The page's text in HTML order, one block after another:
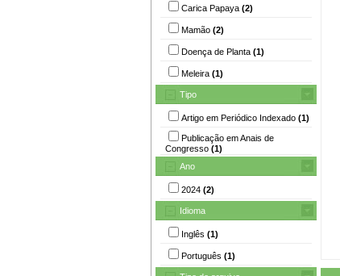
Carica Papaya (2)
Mamão (2)
Doença de Planta (1)
Meleira (1)
Tipo
Artigo em Periódico Indexado (1)
Publicação em Anais de
Congresso (1)
Ano
2024 (2)
Idioma
Inglês (1)
Português (1)